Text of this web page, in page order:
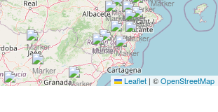
Leaflet | ©OpenStreetMap